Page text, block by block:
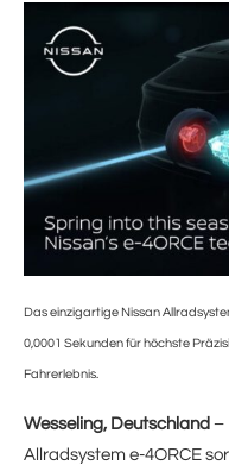
Das einzigartige Nissan
0,0001 Sekunden für höchste
Fahrerlebnis.
Wesseling, Deutschland –
Allradsystem e-4ORCE